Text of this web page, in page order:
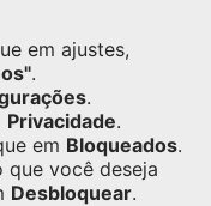
em ajustes,
.
.
Privacidade.
em Bloqueados.
que você deseja
Desbloquear.